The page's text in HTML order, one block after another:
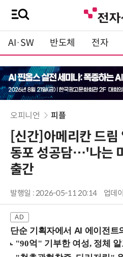
AI·SW 반도체 전자
오피니언 피플
[신간]아메리칸 드림
동포 성공담…'나는
출간
발행일 : 2026-05-11 20:14 업데
단순 기획자에서 AI 에이전트의 세계관을 만드